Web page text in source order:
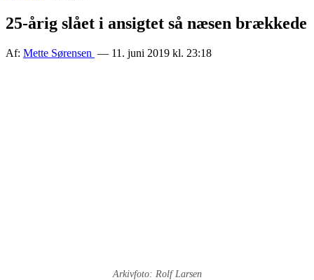
25-årig slået i ansigtet så næsen brækkede
Af: Mette Sørensen — 11. juni 2019 kl. 23:18
Arkivfoto: Rolf Larsen